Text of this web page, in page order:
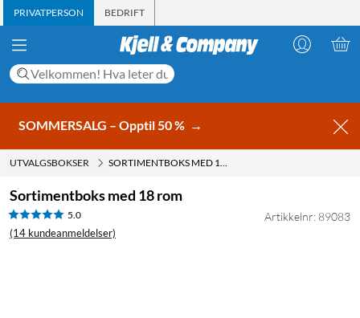
PRIVATPERSON BEDRIFT
SOMMERSALG – Opptil 50 % →
UTVALGSBOKSER SORTIMENTBOKS MED 18 ROM
Sortimentboks med 18 rom
5.0
(14 kundeanmeldelser)
Artikkelnr: 89083